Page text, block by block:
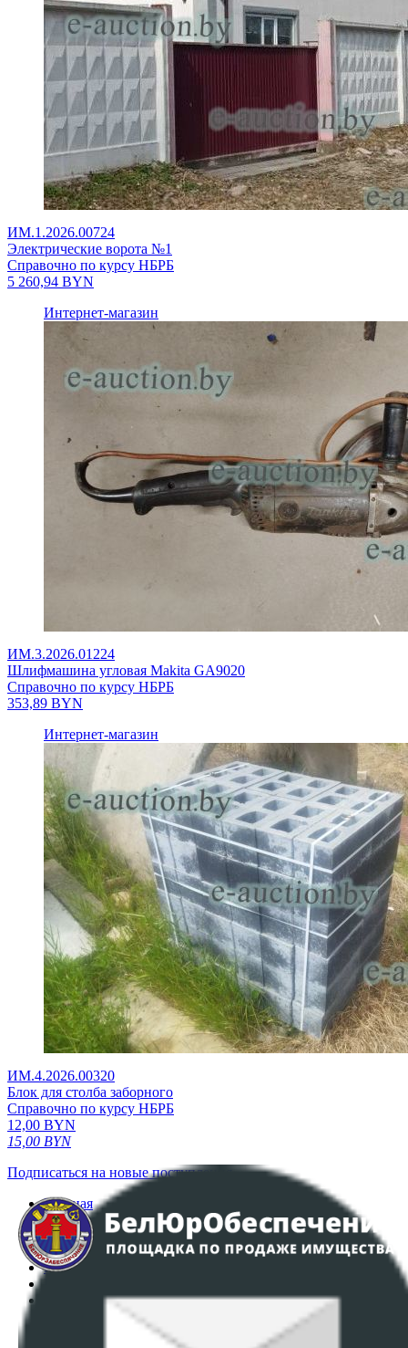
ИМ.1.2026.00724
Электрические ворота №1
Справочно по курсу НБРБ
5 260,94 BYN
Интернет-магазин
ИМ.3.2026.01224
Шлифмашина угловая Makita GA9020
Справочно по курсу НБРБ
353,89 BYN
Интернет-магазин
ИМ.4.2026.00320
Блок для столба заборного
Справочно по курсу НБРБ
12,00 BYN
15,00 BYN
Подписаться на новые поступления
Главная
Аукционы
Интернет-магазин
Регламент организации и проведения торгов
Политика в отношении обработки персональных
ПОЛОЖЕНИЕ О ПОЛИТИКЕ ОБРАБОТКИ COOKIE-